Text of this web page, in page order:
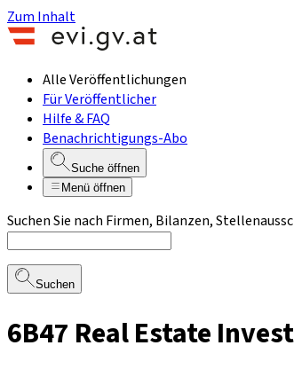
Zum Inhalt
Alle Veröffentlichungen
Für Veröffentlicher
Hilfe & FAQ
Benachrichtigungs-Abo
Suche öffnen
Menü öffnen
Suchen Sie nach Firmen, Bilanzen,
Suchen
6B47 Real Estate